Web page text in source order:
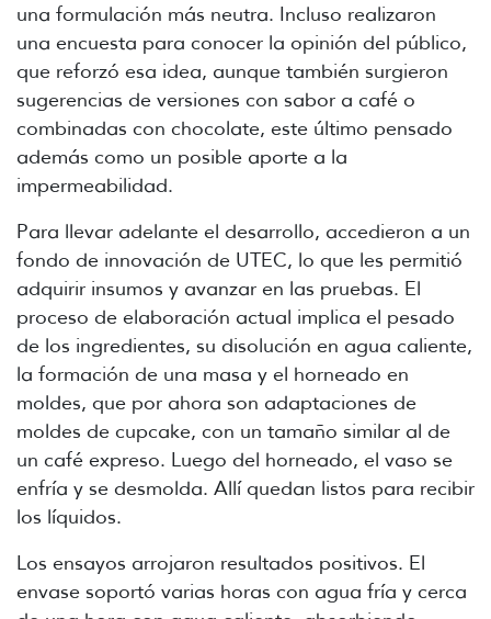
una formulación más neutra. Incluso realizaron
una encuesta para conocer la opinión del público,
que reforzó esa idea, aunque también surgieron
sugerencias de versiones con sabor a café o
combinadas con chocolate, este último pensado
además como un posible aporte a la
impermeabilidad.
Para llevar adelante el desarrollo, accedieron a un
fondo de innovación de UTEC, lo que les permitió
adquirir insumos y avanzar en las pruebas. El
proceso de elaboración actual implica el pesado
de los ingredientes, su disolución en agua caliente,
la formación de una masa y el horneado en
moldes, que por ahora son adaptaciones de
moldes de cupcake, con un tamaño similar al de
un café expreso. Luego del horneado, el vaso se
enfría y se desmolda. Allí quedan listos para recibir
los líquidos.
Los ensayos arrojaron resultados positivos. El
envase soportó varias horas con agua fría y cerca